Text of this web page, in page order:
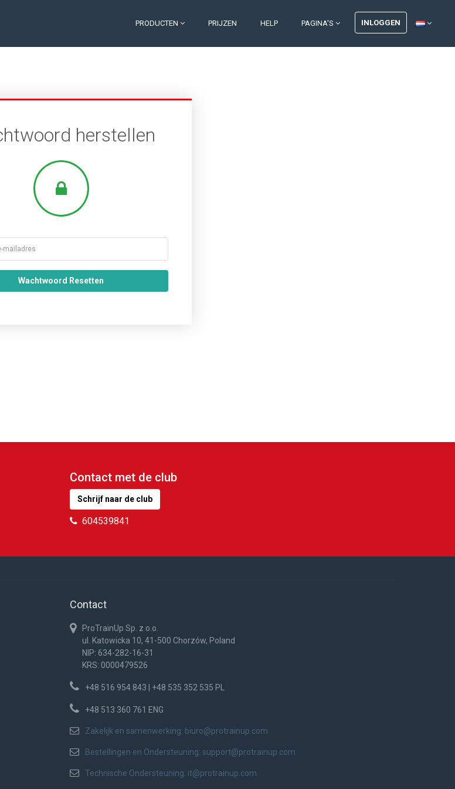
PRODUCTEN PRIJZEN HELP PAGINA'S INLOGGEN
herstellen
Wachtwoord Resetten
Contact met de club
Schrijf naar de club
604539841
Contact
ProTrainUp Sp. z o.o.
ul. Katowicka 10, 41-500 Chorzów, Poland
NIP: 634-282-16-31
KRS: 0000479526
+48 516 954 843 | +48 535 352 535 PL
+48 513 360 761 ENG
Zakelijk en samenwerking: biuro@protrainup.com
Bestellingen en Ondersteuning: support@protrainup.com
Technische Ondersteuning: it@protrainup.com